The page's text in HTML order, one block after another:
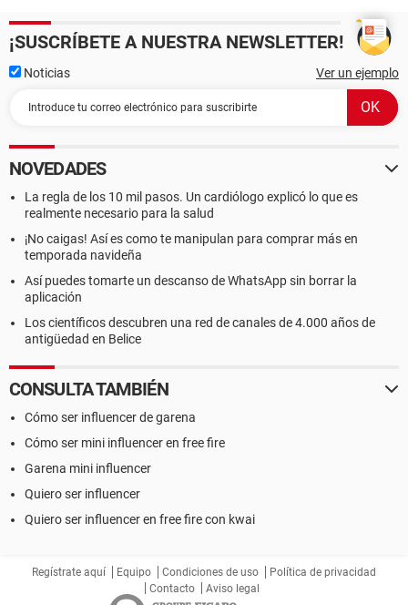
¡SUSCRÍBETE A NUESTRA NEWSLETTER!
Noticias Ver un ejemplo
NOVEDADES
La regla de los 10 mil pasos. Un cardiólogo explicó lo que es
realmente necesario para la salud
¡No caigas! Así es como te manipulan para comprar más en
temporada navideña
Así puedes tomarte un descanso de WhatsApp sin borrar la
aplicación
Los científicos descubren una red de canales de 4.000 años de
antigüedad en Belice
CONSULTA TAMBIÉN
Cómo ser influencer de garena
Cómo ser mini influencer en free fire
Garena mini influencer
Quiero ser influencer
Quiero ser influencer en free fire con kwai
Regístrate aquí Equipo Condiciones de uso
Política de privacidad
Contacto
Aviso legal